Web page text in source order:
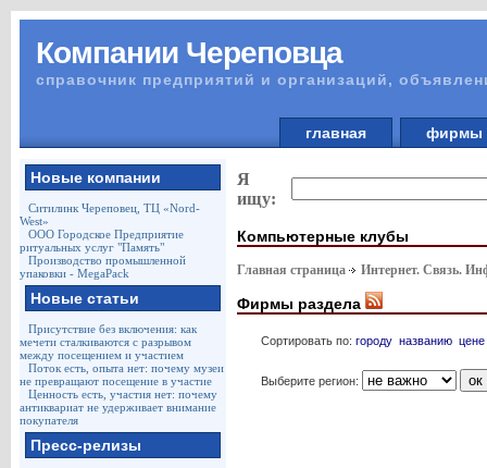
Компании Череповца
справочник предприятий и организаций,
главная
Новые компании
Ситилинк Череповец, ТЦ «Nord-
West»
ООО Городское Предприятие
ритуальных услуг "Память"
Производство промышленной
упаковки - MegaPack
Новые статьи
Присутствие без включения: как
мечети сталкиваются с разрывом
между посещением и участием
Поток есть, опыта нет: почему музеи
не превращают посещение в участие
Ценность есть, участия нет: почему
антиквариат не удерживает внимание
покупателя
Пресс-релизы
Я
ищу:
Компьютерные клубы
Главная страница Интернет. Связь.
Фирмы раздела
Сортировать по: городу названию цене
Выберите регион: